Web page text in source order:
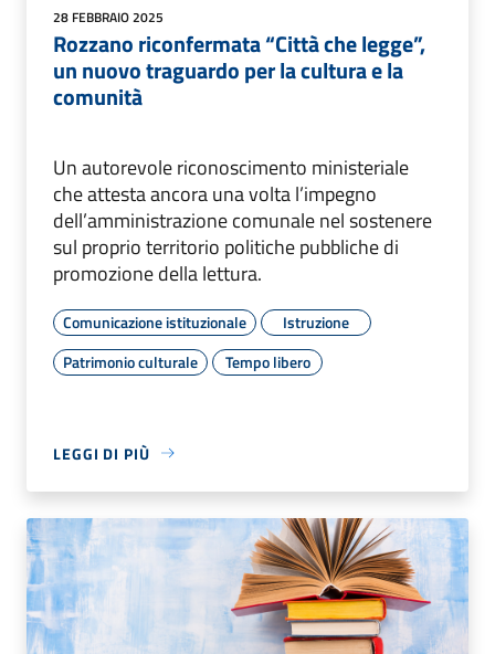
28 FEBBRAIO 2025
Rozzano riconfermata “Città che legge”,
un nuovo traguardo per la cultura e la
comunità
Un autorevole riconoscimento ministeriale
che attesta ancora una volta l’impegno
dell’amministrazione comunale nel sostenere
sul proprio territorio politiche pubbliche di
promozione della lettura.
Comunicazione istituzionale
Istruzione
Patrimonio culturale
Tempo libero
LEGGI DI PIÙ